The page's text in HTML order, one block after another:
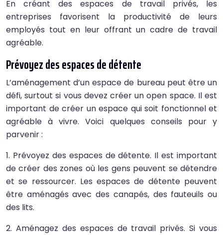
En créant des espaces de travail privés, les
entreprises favorisent la productivité de leurs
employés tout en leur offrant un cadre de travail
agréable.
Prévoyez des espaces de détente
L’aménagement d’un espace de bureau peut être un
défi, surtout si vous devez créer un open space. Il est
important de créer un espace qui soit fonctionnel et
agréable à vivre. Voici quelques conseils pour y
parvenir :
1. Prévoyez des espaces de détente. Il est important
de créer des zones où les gens peuvent se détendre
et se ressourcer. Les espaces de détente peuvent
être aménagés avec des canapés, des fauteuils ou
des lits.
2. Aménagez des espaces de travail privés. Si vous